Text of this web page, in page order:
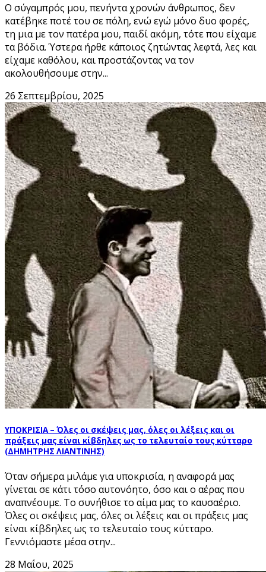
Ο σύγαμπρός μου, πενήντα χρονών άνθρωπος, δεν
κατέβηκε ποτέ του σε πόλη, ενώ εγώ μόνο δυο φορές,
τη μια με τον πατέρα μου, παιδί ακόμη, τότε που είχαμε
τα βόδια. Ύστερα ήρθε κάποιος ζητώντας λεφτά, λες και
είχαμε καθόλου, και προστάζοντας να τον
ακολουθήσουμε στην...
26 Σεπτεμβρίου, 2025
ΥΠΟΚΡΙΣΙΑ – Όλες οι σκέψεις μας, όλες οι λέξεις και οι
πράξεις μας είναι κίβδηλες ως το τελευταίο τους κύτταρο
(ΔΗΜΗΤΡΗΣ ΛΙΑΝΤΙΝΗΣ)
Όταν σήμερα μιλάμε για υποκρισία, η αναφορά μας
γίνεται σε κάτι τόσο αυτονόητο, όσο και ο αέρας που
αναπνέουμε. Το συνήθισε το αίμα μας το καυσαέριο.
Όλες οι σκέψεις μας, όλες οι λέξεις και οι πράξεις μας
είναι κίβδηλες ως το τελευταίο τους κύτταρο.
Γεννιόμαστε μέσα στην...
28 Μαΐου, 2025